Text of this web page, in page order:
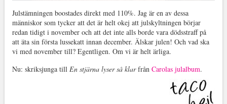
Julstämningen boostades direkt med 110%. Jag är en av dessa
människor som tycker att det är helt okej att julskyltningen börjar
redan tidigt i november och att det inte alls borde vara dödsstraff på
att äta sin första lussekatt innan december. Älskar julen! Och vad ska
vi med november till? Egentligen. Om vi är helt ärliga.
Nu: skriksjunga till En stjärna lyser så klarfrån Carolas julalbum.